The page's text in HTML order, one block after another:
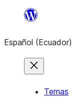
Saltar
contenido
Español (Ecuador)
Temas